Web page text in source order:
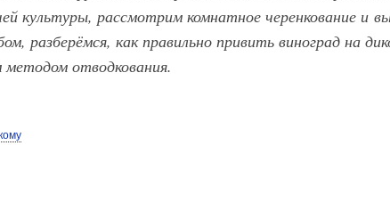
культуры, рассмотрим комнатное черенкование и
разберёмся, как правильно привить виноград на
отводкования.